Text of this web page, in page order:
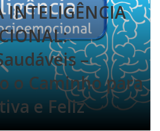
INTELIGÊNCIA
–
o Caminho para
e Feliz